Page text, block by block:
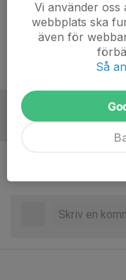
Glöm inte
Obs. Inga smycken/
Referat
Vi använder
webbplats ska
även för
Så